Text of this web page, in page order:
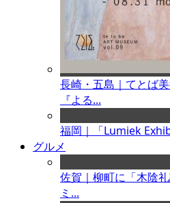
長崎・五島｜てとば
『よる...
福岡｜「Lumiek
グルメ
佐賀｜柳町に「木陰
ミ...